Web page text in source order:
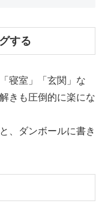
する
寝室」「玄関」な
きも圧倒的に楽にな
、ダンボールに書き